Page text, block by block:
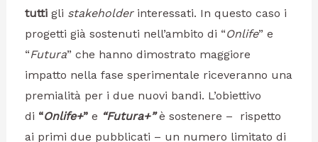
tuttigli stakeholder interessati. In questo caso i
progetti già sostenuti nell’ambito di “Onlife” e
“Futura” che hanno dimostrato maggiore
impatto nella fase sperimentale riceveranno una
premialità per i due nuovi bandi. L’obiettivo
di “Onlife+”e “Futura+”è sostenere – rispetto
ai primi due pubblicati – un numero limitato di